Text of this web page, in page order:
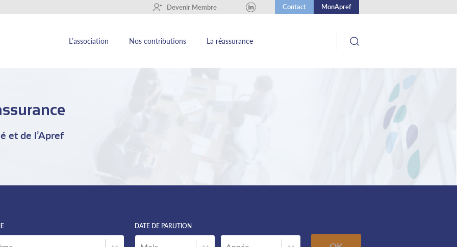
+ Devenir Membre Contact MonApref
L’association Nos contributions La réassurance
et de l’Apref
DATE DE PARUTION
Date de parution
Date de parution Année
Année